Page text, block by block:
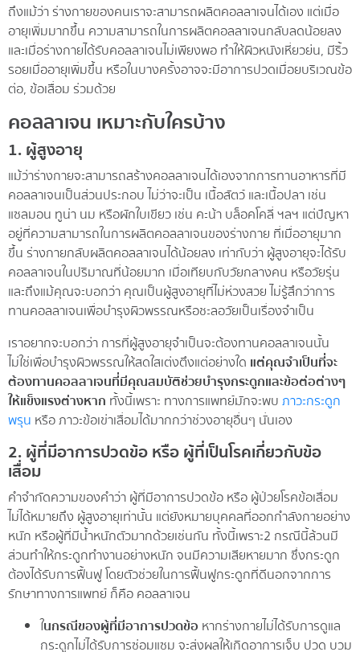
ถึงแม้ว่า ร่างกายของคนเราจะสามารถผลิตคอลลาเจนได้เอง แต่เมื่อ
อายุเพิ่มมากขึ้น ความสามารถในการผลิตคอลลาเจนกลับลดน้อยลง
และเมื่อร่างกายได้รับคอลลาเจนไม่เพียงพอ ทำให้ผิวหนังเหี่ยวย่น, มีริ้ว
รอยเมื่ออายุเพิ่มขึ้น หรือในบางครั้งอาจจะมีอาการปวดเมื่อยบริเวณข้อ
ต่อ, ข้อเสื่อม ร่วมด้วย
คอลลาเจน เหมาะกับใครบ้าง
1. ผู้สูงอายุ
แม้ว่าร่างกายจะสามารถสร้างคอลลาเจนได้เองจากการทานอาหารที่มี
คอลลาเจนเป็นส่วนประกอบ ไม่ว่าจะเป็น เนื้อสัตว์ และเนื้อปลา เช่น
แซลมอน ทูน่า นม หรือผักใบเขียว เช่น คะน้า บล็อคโคลี่ ฯลฯ แต่ปัญหา
อยู่ที่ความสามารถในการผลิตคอลลาเจนของร่างกาย ที่เมื่ออายุมาก
ขึ้น ร่างกายกลับผลิตคอลลาเจนได้น้อยลง เท่ากับว่า ผู้สูงอายุจะได้รับ
คอลลาเจนในปริมาณที่น้อยมาก เมื่อเทียบกับวัยกลางคน หรือวัยรุ่น
และถึงแม้คุณจะบอกว่า คุณเป็นผู้สูงอายุที่ไม่ห่วงสวย ไม่รู้สึกว่าการ
ทานคอลลาเจนเพื่อบำรุงผิวพรรณหรือชะลอวัยเป็นเรื่องจำเป็น
เราอยากจะบอกว่า การที่ผู้สูงอายุจำเป็นจะต้องทานคอลลาเจนนั้น
ไม่ใช่เพื่อบำรุงผิวพรรณให้สดใสเต่งตึงแต่อย่างใด แต่คุณจำเป็นที่จะ
ต้องทานคอลลาเจนที่มีคุณสมบัติช่วยบำรุงกระดูกและข้อต่อต่างๆ
ให้แข็งแรงต่างหาก ทั้งนี้เพราะ ทางการแพทย์มักจะพบภาวะกระดูก
พรุน หรือ ภาวะข้อเข่าเสื่อมได้มากกว่าช่วงอายุอื่นๆ นั่นเอง
2. ผู้ที่มีอาการปวดข้อ หรือ ผู้ที่เป็นโรคเกี่ยวกับข้อ
เสื่อม
คำจำกัดความของคำว่า ผู้ที่มีอาการปวดข้อ หรือ ผู้ป่วยโรคข้อเสื่อม
ไม่ได้หมายถึง ผู้สูงอายุเท่านั้น แต่ยังหมายบุคคลที่ออกกำลังกายอย่าง
หนัก หรือผู้ที่มีน้ำหนักตัวมากด้วยเช่นกัน ทั้งนี้เพราะ 2 กรณีนี้ล้วนมี
ส่วนทำให้กระดูกทำงานอย่างหนัก จนมีความเสียหายมาก ซึ่งกระดูก
ต้องได้รับการฟื้นฟู โดยตัวช่วยในการฟื้นฟูกระดูกที่ดีนอกจากการ
รักษาทางการแพทย์ ก็คือ คอลลาเจน
ในกรณีของผู้ที่มีอาการปวดข้อ หากร่างกายไม่ได้รับการดูแล
กระดูกไม่ได้รับการซ่อมแซม จะส่งผลให้เกิดอาการเจ็บ ปวด บวม